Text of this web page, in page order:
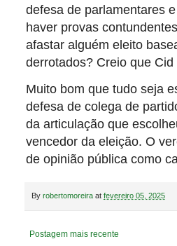
defesa de parlamentares
haver provas
afastar alguém eleito
derrotados? Creio que
Muito bom que tudo seja
defesa de colega de
da articulação que
vencedor da eleição. O
de opinião pública como
By robertomoreira at fevereiro 05, 2025
Postagem mais recente